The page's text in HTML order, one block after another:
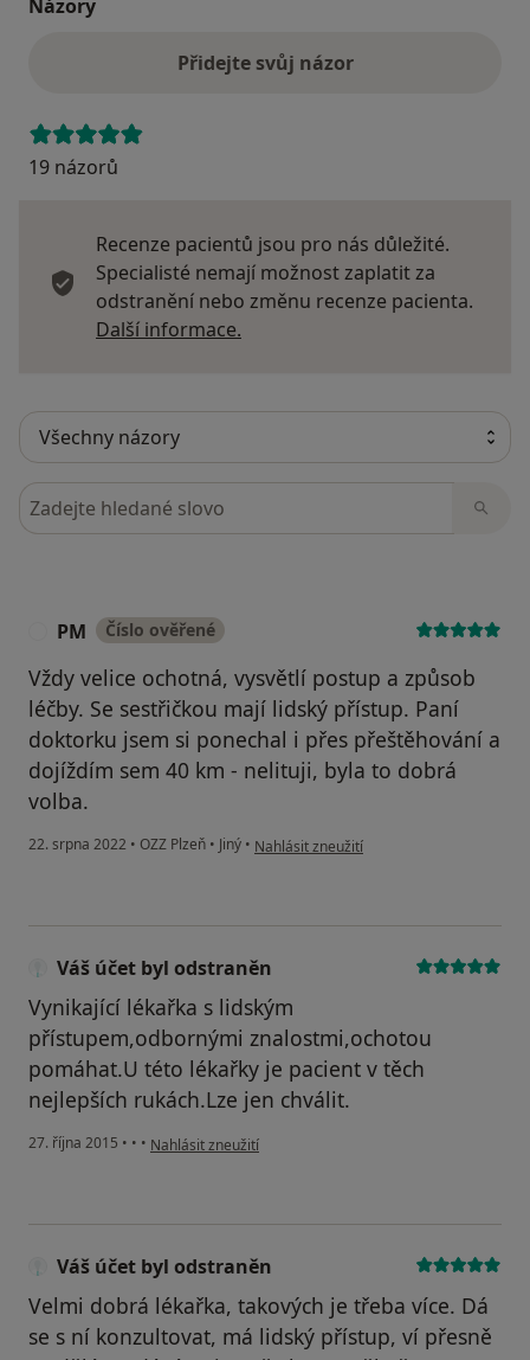
Názory
Přidejte svůj názor
19 názorů
Recenze pacientů jsou pro nás důležité.
Specialisté nemají možnost zaplatit za
odstranění nebo změnu recenze pacienta.
Další informace.
Hledejte v názorech
PM Číslo ověřené
Vždy velice ochotná, vysvětlí postup a způsob
léčby. Se sestřičkou mají lidský přístup. Paní
doktorku jsem si ponechal i přes přeštěhování a
dojíždím sem 40 km - nelituji, byla to dobrá
volba.
22. srpna 2022 • OZZ Plzeň • Jiný • podle názoru uživatele PM
Nahlásit zneužití
Váš účet byl odstraněn
Vynikající lékařka s lidským
přístupem,odbornými znalostmi,ochotou
pomáhat.U této lékařky je pacient v těch
nejlepších rukách.Lze jen chválit.
27. října 2015 • • • podle názoru uživatele Váš účet byl odstraněn
Nahlásit zneužití
Váš účet byl odstraněn
Velmi dobrá lékařka, takových je třeba více. Dá
se s ní konzultovat, má lidský přístup, ví přesně